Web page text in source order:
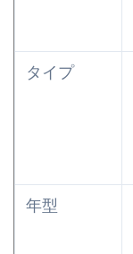
タイプ
年型